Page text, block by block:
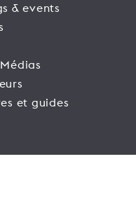
& events
et guides